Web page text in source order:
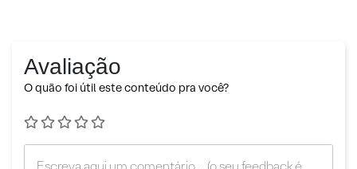
Avaliação
O quão foi útil este conteúdo pra você?